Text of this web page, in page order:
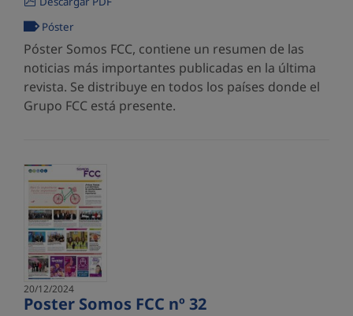
Póster
Póster Somos FCC, contiene un resumen de las
noticias más importantes publicadas en la última
revista. Se distribuye en todos los países donde el
Grupo FCC está presente.
20/12/2024
Poster Somos FCC nº 32